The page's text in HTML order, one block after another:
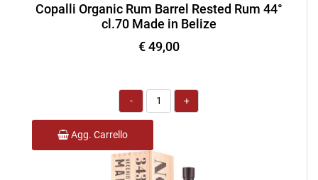
Copalli Organic Rum Barrel Rested Rum 44°
cl.70 Made in Belize
€ 49,00
Quantità
Agg. Carrello